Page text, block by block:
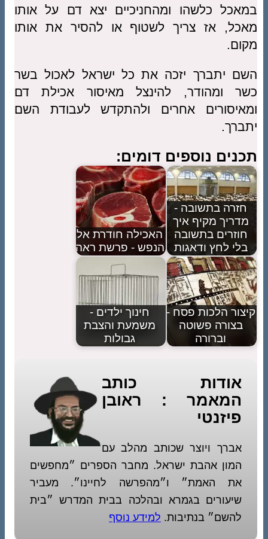
במאכל כלשהו ומהחניכיים יצא דם על אותו
מאכל, אז צריך לשטוף או להסיר את אותו
מקום.
השם יתברך יזכה את כל ישראל לאכול בשר
כשר ומהודר, להינצל מאיסור אכילת דם
ומאיסורים אחרים ולהתקדש לעבודת השם
יתברך.
תכנים נוספים דומים:
חזרה בתשובה -
מדריך מקיף איך
חוזרים בתשובה
בלי לחץ ודאגות
האכילה חודרת אל
הנפש - פרשת ראה
קיצור הלכות פסח -
בצורה פשוטה
וברורה
חינוך ילדים -
משמעת והצבת
גבולות
אודות כותב
המאמר : ראובן
פיזנטי
אברך ויוצר שכותב מהלב עם
המון אהבת ישראל. מחבר הספרים ״מחפשים
את האמת״ ו״מהפרשה לחיינו״. מעביר
שיעורים בגמרא ובהלכה בבית המדרש ״בית
להשם״ בנתיבות. למידע נוסף